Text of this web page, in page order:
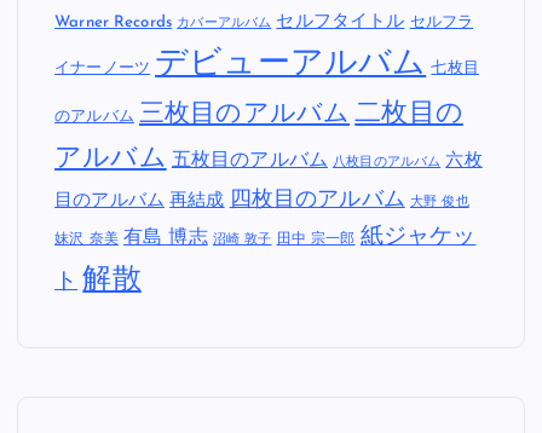
Warner Records カバーアルバム セルフタイトル セルフラ
イナーノーツ デビューアルバム 七枚目
のアルバム 三枚目のアルバム 二枚目の
アルバム 五枚目のアルバム 八枚目のアルバム 六枚
目のアルバム 再結成 四枚目のアルバム 大野 俊也
妹沢 奈美 有島 博志 沼崎 敦子 田中 宗一郎 紙ジャケッ
ト 解散